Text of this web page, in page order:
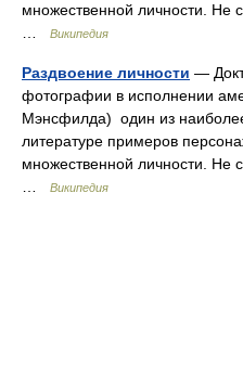
множественной личности. Не
Википедия
Раздвоение личности —
фотографии в исполнении
Мэнсфилда) один из
литературе примеров
множественной личности. Не
Википедия